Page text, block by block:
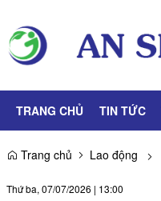
TRANG CHỦ TIN TỨC
Trang chủ
Lao động
Thứ ba, 07/07/2026 | 13:00